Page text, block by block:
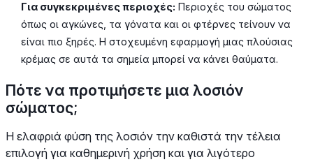
Για συγκεκριμένες περιοχές: Περιοχές του σώματος
όπως οι αγκώνες, τα γόνατα και οι φτέρνες τείνουν να
είναι πιο ξηρές. Η στοχευμένη εφαρμογή μιας πλούσιας
κρέμας σε αυτά τα σημεία μπορεί να κάνει θαύματα.
Πότε να προτιμήσετε μια λοσιόν
σώματος;
Η ελαφριά φύση της λοσιόν την καθιστά την τέλεια
επιλογή για καθημερινή χρήση και για λιγότερο